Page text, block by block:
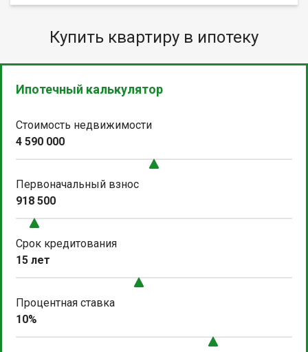
Купить квартиру в ипотеку
Ипотечный калькулятор
Стоимость недвижимости
4 590 000
Первоначальный взнос
918 500
Срок кредитования
15 лет
Процентная ставка
10%